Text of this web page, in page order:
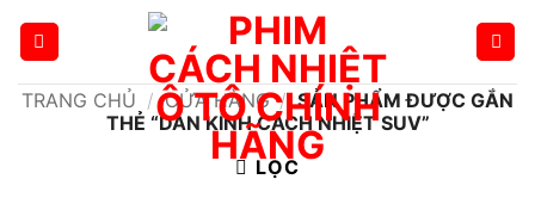
dungTRANG CHỦ / CỬA HÀNG / SẢN PHẨM ĐƯỢC GẮN
THẺ “DÁN KÍNH CÁCH NHIỆT SUV”
LỌC